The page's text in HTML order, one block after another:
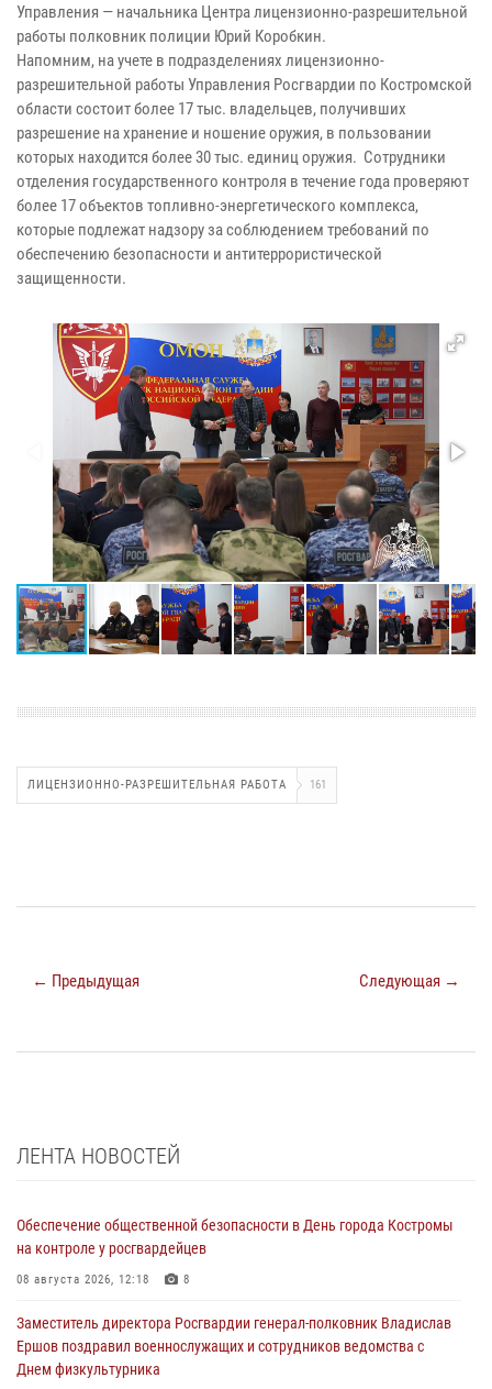
Управления — начальника Центра лицензионно-разрешительной
работы полковник полиции Юрий Коробкин.
Напомним, на учете в подразделениях лицензионно-
разрешительной работы Управления Росгвардии по Костромской
области состоит более 17 тыс. владельцев, получивших
разрешение на хранение и ношение оружия, в пользовании
которых находится более 30 тыс. единиц оружия. Сотрудники
отделения государственного контроля в течение года проверяют
более 17 объектов топливно-энергетического комплекса,
которые подлежат надзору за соблюдением требований по
обеспечению безопасности и антитеррористической
защищенности.
ЛИЦЕНЗИОННО-РАЗРЕШИТЕЛЬНАЯ РАБОТА 161
← Предыдущая Следующая →
ЛЕНТА НОВОСТЕЙ
Обеспечение общественной безопасности в День города Костромы
на контроле у росгвардейцев
08 августа 2026, 12:18 8
Заместитель директора Росгвардии генерал-полковник Владислав
Ершов поздравил военнослужащих и сотрудников ведомства с
Днем физкультурника